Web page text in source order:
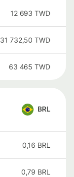
12 693 TWD
31 732,50 TWD
63 465 TWD
BRL
0,16 BRL
0,79 BRL